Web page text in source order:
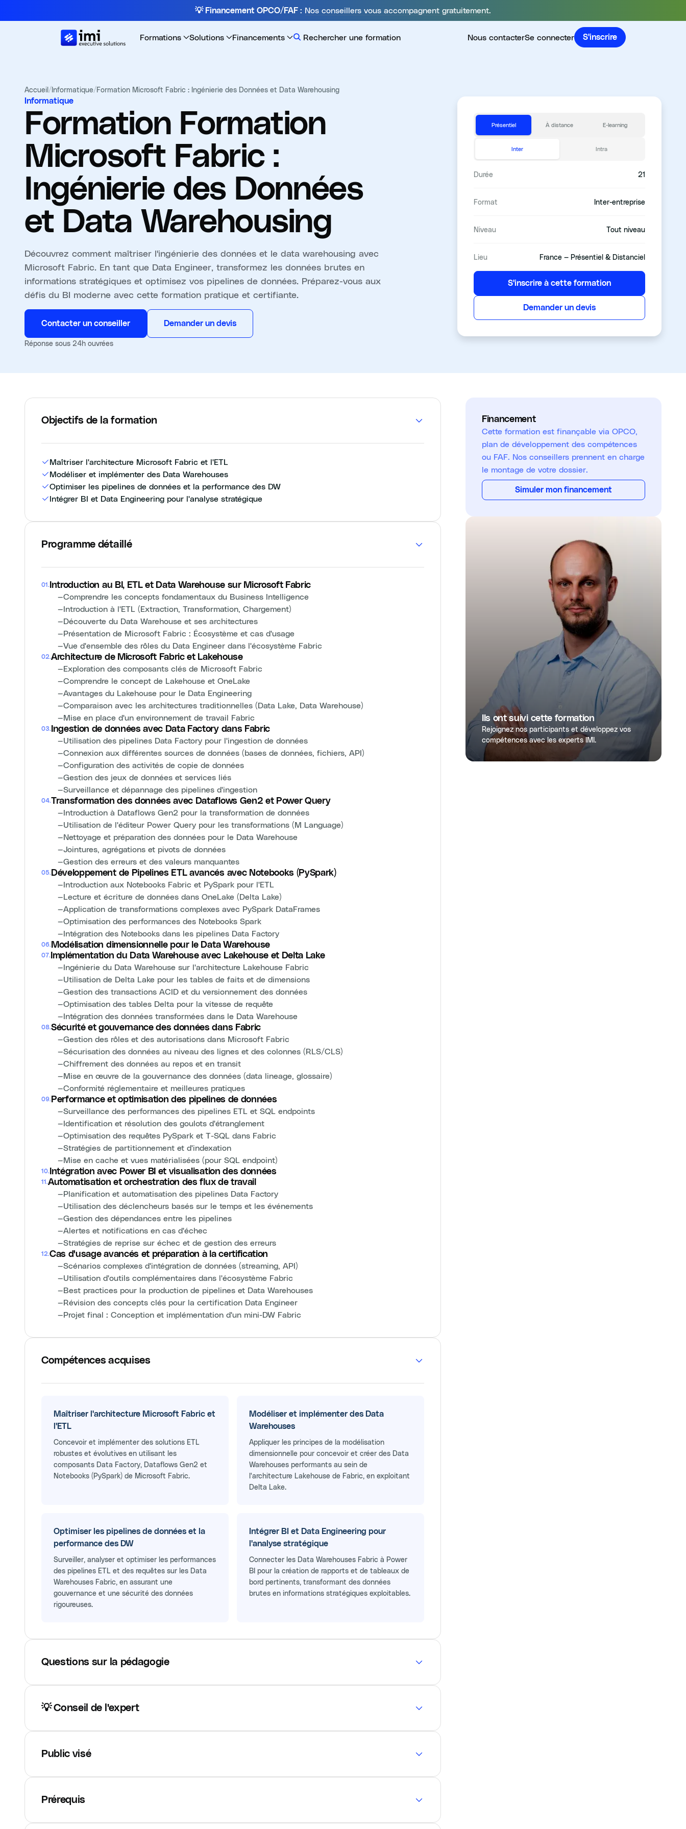
💡 Financement OPCO/FAF : Nos conseillers vous accompagnent gratuitement.
Formations Solutions Financements Rechercher une formation Nous contacterSe connecter S'inscrire
Accueil/Informatique/Formation Microsoft Fabric : Ingénierie des Données et Data Warehousing
Informatique
Formation Formation
Microsoft Fabric :
Ingénierie des Données
et Data Warehousing
Découvrez comment maîtriser l'ingénierie des données et le data warehousing avec
Microsoft Fabric. En tant que Data Engineer, transformez les données brutes en
informations stratégiques et optimisez vos pipelines de données. Préparez-vous aux
défis du BI moderne avec cette formation pratique et certifiante.
Contacter un conseiller Demander un devis
Réponse sous 24h ouvrées
Présentiel À distance E-learning
Inter Intra
Durée 21
Format Inter-entreprise
Niveau Tout niveau
Lieu France — Présentiel & Distanciel
S'inscrire à cette formation
Demander un devis
Objectifs de la formation
Maîtriser l'architecture Microsoft Fabric et l'ETL
Modéliser et implémenter des Data Warehouses
Optimiser les pipelines de données et la performance des DW
Intégrer BI et Data Engineering pour l'analyse stratégique
Programme détaillé
01 . Introduction au BI, ETL et Data Warehouse sur Microsoft Fabric
—Comprendre les concepts fondamentaux du Business Intelligence
—Introduction à l'ETL (Extraction, Transformation, Chargement)
—Découverte du Data Warehouse et ses architectures
—Présentation de Microsoft Fabric : Écosystème et cas d'usage
—Vue d'ensemble des rôles du Data Engineer dans l'écosystème Fabric
02.Architecture de Microsoft Fabric et Lakehouse
—Exploration des composants clés de Microsoft Fabric
—Comprendre le concept de Lakehouse et OneLake
—Avantages du Lakehouse pour le Data Engineering
—Comparaison avec les architectures traditionnelles (Data Lake, Data Warehouse)
—Mise en place d'un environnement de travail Fabric
03. Ingestion de données avec Data Factory dans Fabric
—Utilisation des pipelines Data Factory pour l'ingestion de données
—Connexion aux différentes sources de données (bases de données, fichiers, API)
—Configuration des activités de copie de données
—Gestion des jeux de données et services liés
—Surveillance et dépannage des pipelines d'ingestion
04.Transformation des données avec Dataflows Gen2 et Power Query
—Introduction à Dataflows Gen2 pour la transformation de données
—Utilisation de l'éditeur Power Query pour les transformations (M Language)
—Nettoyage et préparation des données pour le Data Warehouse
—Jointures, agrégations et pivots de données
—Gestion des erreurs et des valeurs manquantes
05. Développement de Pipelines ETL avancés avec Notebooks (PySpark)
—Introduction aux Notebooks Fabric et PySpark pour l'ETL
—Lecture et écriture de données dans OneLake (Delta Lake)
—Application de transformations complexes avec PySpark DataFrames
—Optimisation des performances des Notebooks Spark
—Intégration des Notebooks dans les pipelines Data Factory
06. Modélisation dimensionnelle pour le Data Warehouse
07. Implémentation du Data Warehouse avec Lakehouse et Delta Lake
—Ingénierie du Data Warehouse sur l'architecture Lakehouse Fabric
—Utilisation de Delta Lake pour les tables de faits et de dimensions
—Gestion des transactions ACID et du versionnement des données
—Optimisation des tables Delta pour la vitesse de requête
—Intégration des données transformées dans le Data Warehouse
08.Sécurité et gouvernance des données dans Fabric
—Gestion des rôles et des autorisations dans Microsoft Fabric
—Sécurisation des données au niveau des lignes et des colonnes (RLS/CLS)
—Chiffrement des données au repos et en transit
—Mise en œuvre de la gouvernance des données (data lineage, glossaire)
—Conformité réglementaire et meilleures pratiques
09. Performance et optimisation des pipelines de données
—Surveillance des performances des pipelines ETL et SQL endpoints
—Identification et résolution des goulots d'étranglement
—Optimisation des requêtes PySpark et T-SQL dans Fabric
—Stratégies de partitionnement et d'indexation
—Mise en cache et vues matérialisées (pour SQL endpoint)
10. Intégration avec Power BI et visualisation des données
11 .Automatisation et orchestration des flux de travail
—Planification et automatisation des pipelines Data Factory
—Utilisation des déclencheurs basés sur le temps et les événements
—Gestion des dépendances entre les pipelines
—Alertes et notifications en cas d'échec
—Stratégies de reprise sur échec et de gestion des erreurs
12.Cas d'usage avancés et préparation à la certification
—Scénarios complexes d'intégration de données (streaming, API)
—Utilisation d'outils complémentaires dans l'écosystème Fabric
—Best practices pour la production de pipelines et Data Warehouses
—Révision des concepts clés pour la certification Data Engineer
—Projet final : Conception et implémentation d'un mini-DW Fabric
Compétences acquises
Maîtriser l'architecture Microsoft Fabric et
l'ETL
Concevoir et implémenter des solutions ETL
robustes et évolutives en utilisant les
composants Data Factory, Dataflows Gen2 et
Notebooks (PySpark) de Microsoft Fabric.
Modéliser et implémenter des Data
Warehouses
Appliquer les principes de la modélisation
dimensionnelle pour concevoir et créer des Data
Warehouses performants au sein de
l'architecture Lakehouse de Fabric, en exploitant
Delta Lake.
Optimiser les pipelines de données et la
performance des DW
Surveiller, analyser et optimiser les performances
des pipelines ETL et des requêtes sur les Data
Warehouses Fabric, en assurant une
gouvernance et une sécurité des données
rigoureuses.
Intégrer BI et Data Engineering pour
l'analyse stratégique
Connecter les Data Warehouses Fabric à Power
BI pour la création de rapports et de tableaux de
bord pertinents, transformant des données
brutes en informations stratégiques exploitables.
Questions sur la pédagogie
💡 Conseil de l'expert
Public visé
Prérequis
Financement
Cette formation est finançable via OPCO,
plan de développement des compétences
ou FAF. Nos conseillers prennent en charge
le montage de votre dossier.
Simuler mon financement
Ils ont suivi cette formation
Rejoignez nos participants et développez vos
compétences avec les experts IMI.